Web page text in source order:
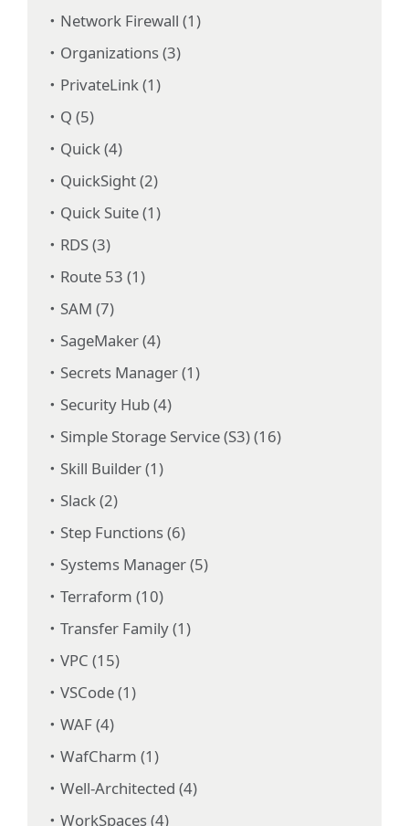
Network Firewall (1)
Organizations (3)
PrivateLink (1)
Q (5)
Quick (4)
QuickSight (2)
Quick Suite (1)
RDS (3)
Route 53 (1)
SAM (7)
SageMaker (4)
Secrets Manager (1)
Security Hub (4)
Simple Storage Service (S3) (16)
Skill Builder (1)
Slack (2)
Step Functions (6)
Systems Manager (5)
Terraform (10)
Transfer Family (1)
VPC (15)
VSCode (1)
WAF (4)
WafCharm (1)
Well-Architected (4)
WorkSpaces (4)